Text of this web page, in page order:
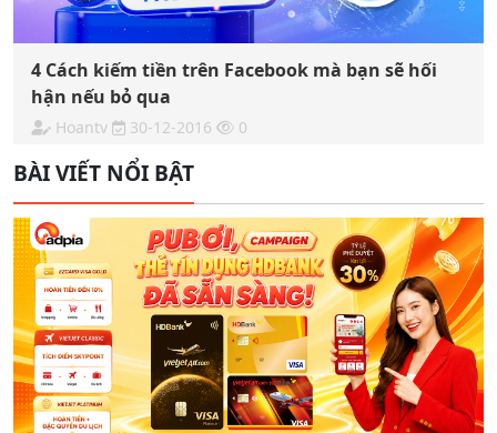
4 Cách kiếm tiền trên Facebook mà bạn sẽ hối
hận nếu bỏ qua
Hoantv 30-12-2016 0
BÀI VIẾT NỔI BẬT